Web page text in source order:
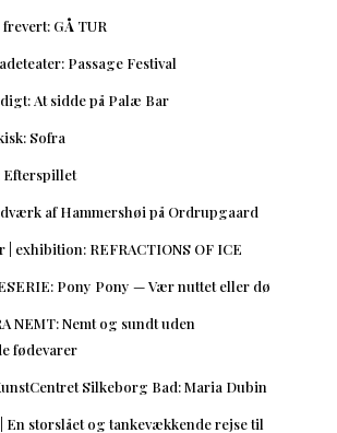
GÅ TUR
Passage Festival
At sidde på Palæ Bar
Sofra
Efterspillet
af Hammershøi på Ordrupgaard
| exhibition: REFRACTIONS OF ICE
Pony Pony — Vær nuttet eller dø
NEMT: Nemt og sundt uden
fødevarer
Silkeborg Bad: Maria Dubin
En storslået og tankevækkende rejse til